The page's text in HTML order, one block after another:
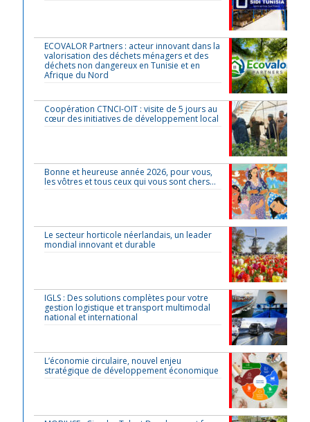
ECOVALOR Partners : acteur innovant dans la
valorisation des déchets ménagers et des
déchets non dangereux en Tunisie et en
Afrique du Nord
Coopération CTNCI-OIT : visite de 5 jours au
cœur des initiatives de développement local
Bonne et heureuse année 2026, pour vous,
les vôtres et tous ceux qui vous sont chers…
Le secteur horticole néerlandais, un leader
mondial innovant et durable
IGLS : Des solutions complètes pour votre
gestion logistique et transport multimodal
national et international
L’économie circulaire, nouvel enjeu
stratégique de développement économique